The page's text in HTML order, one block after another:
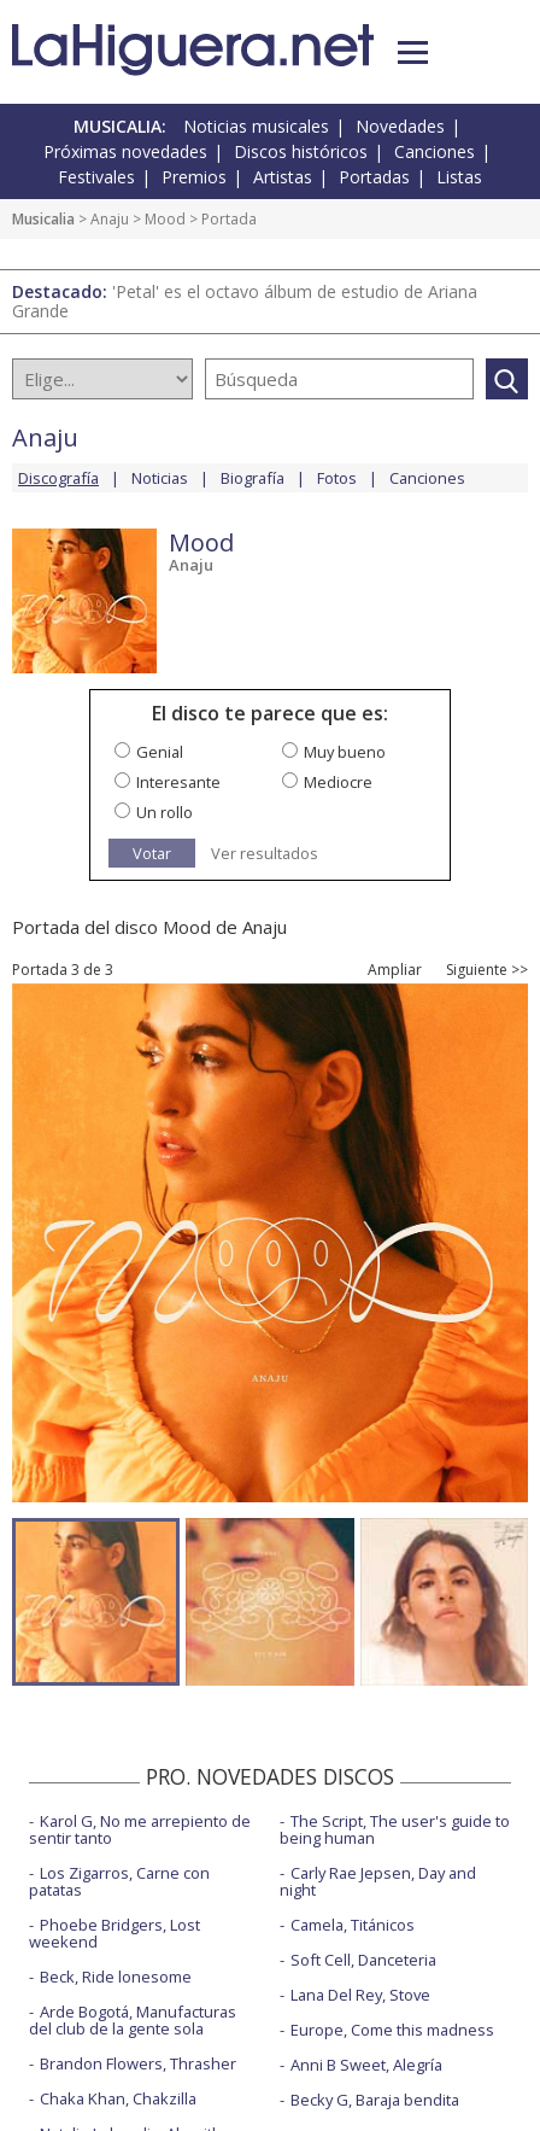
MUSICALIA: Noticias musicales
Novedades
Próximas novedades
Discos históricos
Canciones
Festivales
Premios Artistas Portadas Listas
Musicalia >Anaju > Mood > Portada
Destacado: 'Petal' es el octavo álbum de estudio de Ariana
Grande
Anaju
Discografía Noticias Biografía Fotos Canciones
Mood
Anaju
El disco te parece que es:
Genial
Muy bueno
Interesante
Mediocre
Un rollo
Votar
Ver resultados
Portada del disco Mood de Anaju
Portada 3 de 3 Ampliar Siguiente >>
PRO. NOVEDADES DISCOS
Karol G, No me arrepiento de
sentir tanto
Los Zigarros, Carne con
patatas
Phoebe Bridgers, Lost
weekend
Beck, Ride lonesome
Arde Bogotá, Manufacturas
del club de la gente sola
Brandon Flowers, Thrasher
Chaka Khan, Chakzilla
The Script, The user's guide to
being human
Carly Rae Jepsen, Day and
night
Camela, Titánicos
Soft Cell, Danceteria
Lana Del Rey, Stove
Europe, Come this madness
Anni B Sweet, Alegría
Becky G, Baraja bendita